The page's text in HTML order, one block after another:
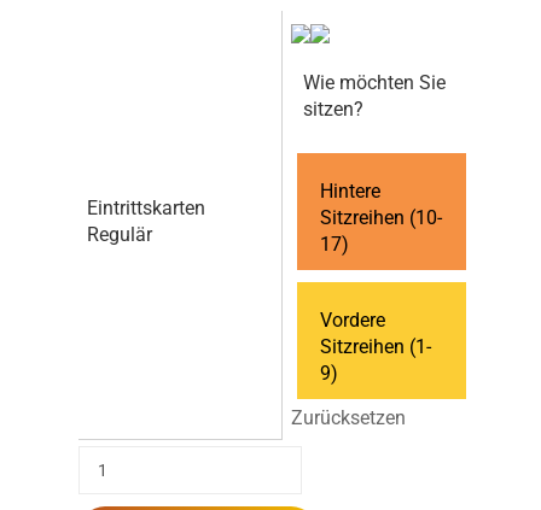
Eintrittskarten
Regulär
Wie möchten Sie
sitzen?
Hintere
Sitzreihen (10-
17)
Vordere
Sitzreihen (1-
9)
Zurücksetzen